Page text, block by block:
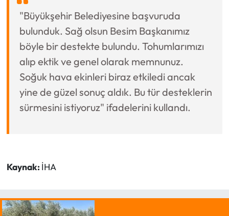
"Büyükşehir Belediyesine başvuruda
bulunduk. Sağ olsun Besim Başkanımız
böyle bir destekte bulundu. Tohumlarımızı
alıp ektik ve genel olarak memnunuz.
Soğuk hava ekinleri biraz etkiledi ancak
yine de güzel sonuç aldık. Bu tür desteklerin
sürmesini istiyoruz" ifadelerini kullandı.
Kaynak: İHA